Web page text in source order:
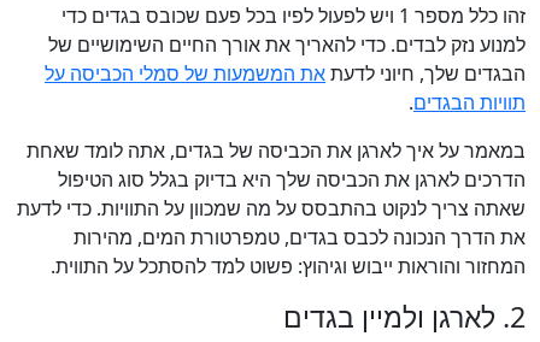
זהו כלל מספר 1 ויש לפעול לפיו בכל פעם שכובס בגדים כדי
למנוע נזק לבדים. כדי להאריך את אורך החיים השימושיים של
הבגדים שלך, חיוני לדעתאת המשמעות של סמלי הכביסה על
תוויות הבגדים.
במאמר על איך לארגן את הכביסה של בגדים, אתה לומד שאחת
הדרכים לארגן את הכביסה שלך היא בדיוק בגלל סוג הטיפול
שאתה צריך לנקוט בהתבסס על מה שמכוון על התוויות. כדי לדעת
את הדרך הנכונה לכבס בגדים, טמפרטורת המים, מהירות
המחזור והוראות ייבוש וגיהוץ: פשוט למד להסתכל על התווית.
2. לארגן ולמיין בגדים